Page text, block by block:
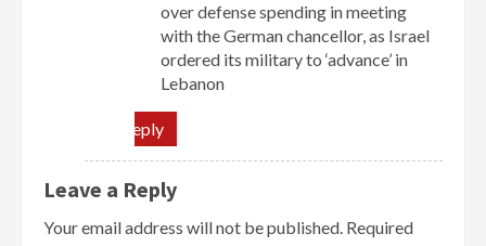
over defense spending in meeting
with the German chancellor, as Israel
ordered its military to ‘advance’ in
Lebanon
Reply
Leave a Reply
Your email address will not be published. Required